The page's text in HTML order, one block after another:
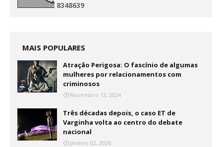
8348639
MAIS POPULARES
Atração Perigosa: O fascínio de algumas
mulheres por relacionamentos com
criminosos
Novembro 13, 2024
Três décadas depois, o caso ET de
Varginha volta ao centro do debate
nacional
Janeiro 02, 2026